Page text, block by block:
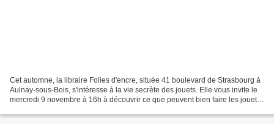
Cet automne, la libraire Folies d'encre, située 41 boulevard de Strasbourg à
Aulnay-sous-Bois, s'intéresse à la vie secrète des jouets. Elle vous invite le
mercredi 9 novembre à 16h à découvrir ce que peuvent bien faire les jouets